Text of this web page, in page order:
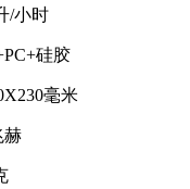
/小时
硅胶
毫米
赫